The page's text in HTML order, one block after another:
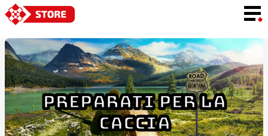
LINGUA
PREPARATI PER LA
CACCIA